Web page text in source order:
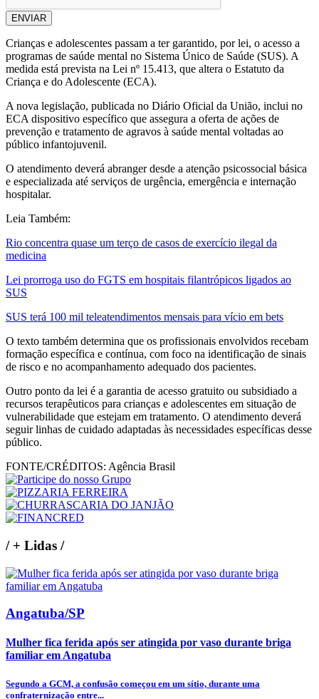
ENVIAR
Crianças e adolescentes passam a ter garantido, por lei, o acesso a
programas de saúde mental no Sistema Único de Saúde (SUS). A
medida está prevista na Lei nº 15.413, que altera o Estatuto da
Criança e do Adolescente (ECA).
A nova legislação, publicada no Diário Oficial da União, inclui no
ECA dispositivo específico que assegura a oferta de ações de
prevenção e tratamento de agravos à saúde mental voltadas ao
público infantojuvenil.
O atendimento deverá abranger desde a atenção psicossocial básica
e especializada até serviços de urgência, emergência e internação
hospitalar.
Leia Também:
Rio concentra quase um terço de casos de exercício ilegal da
medicina
Lei prorroga uso do FGTS em hospitais filantrópicos ligados ao
SUS
SUS terá 100 mil teleatendimentos mensais para vício em bets
O texto também determina que os profissionais envolvidos recebam
formação específica e contínua, com foco na identificação de sinais
de risco e no acompanhamento adequado dos pacientes.
Outro ponto da lei é a garantia de acesso gratuito ou subsidiado a
recursos terapêuticos para crianças e adolescentes em situação de
vulnerabilidade que estejam em tratamento. O atendimento deverá
seguir linhas de cuidado adaptadas às necessidades específicas desse
público.
FONTE/CRÉDITOS: Agência Brasil
/+ Lidas /
Angatuba/SP
Mulher fica ferida após ser atingida por vaso durante briga
familiar em Angatuba
Segundo a GCM, a confusão começou em um sítio, durante uma
confraternização entre...